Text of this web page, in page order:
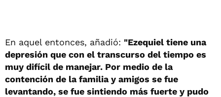
En aquel entonces, añadió: "Ezequiel tiene una
depresión que con el transcurso del tiempo es
muy difícil de manejar. Por medio de la
contención de la familia y amigos se fue
levantando, se fue sintiendo más fuerte y pudo